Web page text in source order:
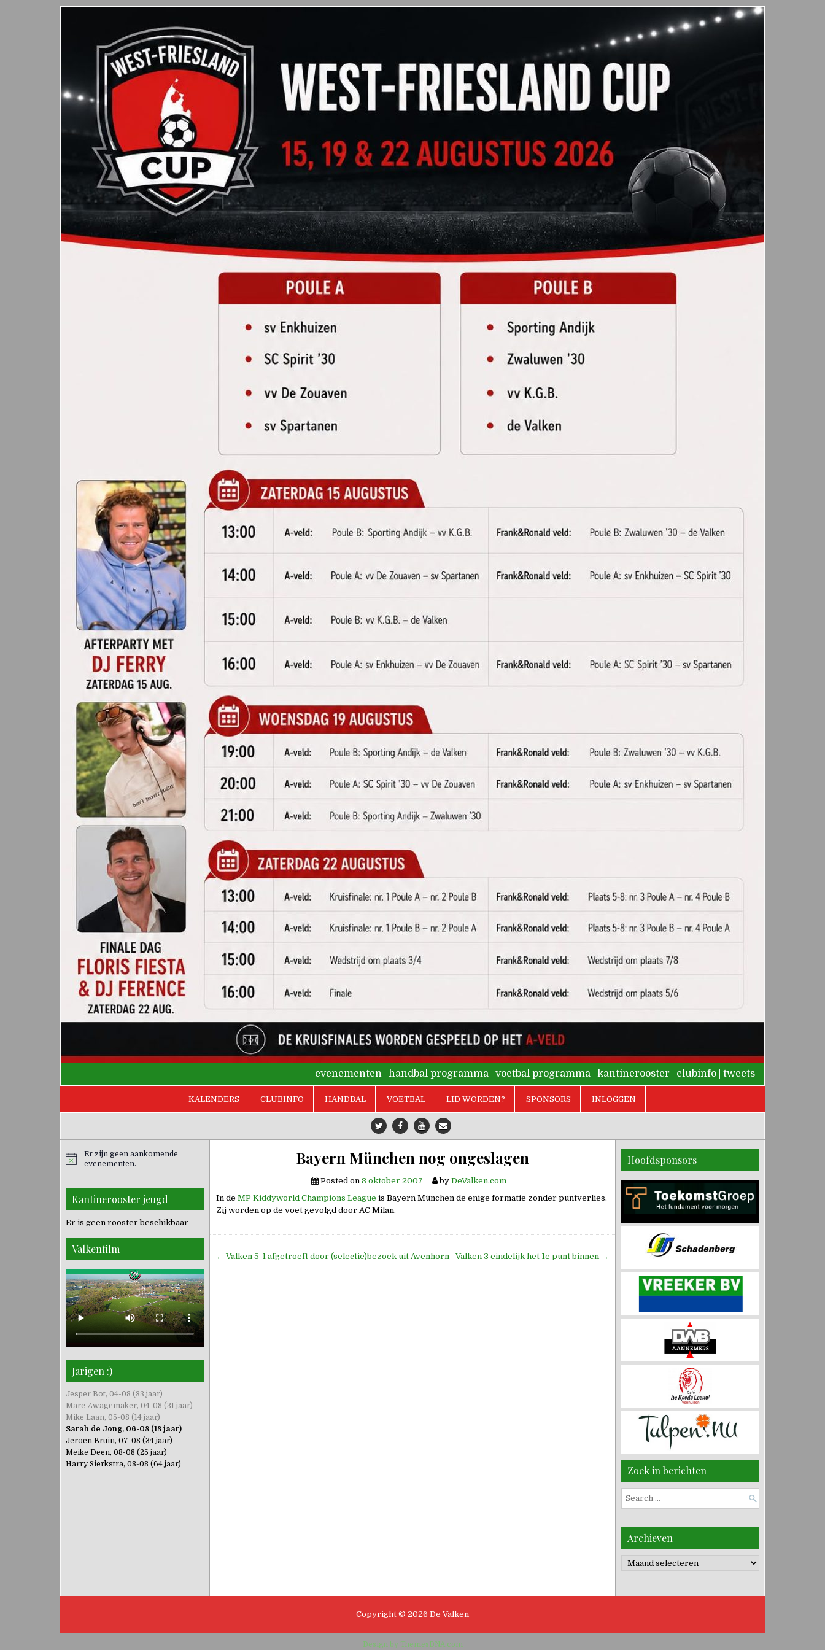
evenementen handbal programma voetbal programma kantinerooster clubinfo tweets
KALENDERS CLUBINFO HANDBAL VOETBAL LID WORDEN? SPONSORS INLOGGEN
Bayern München nog ongeslagen
Posted on 8 oktober 2007 by DeValken.com
In de MP Kiddyworld Champions League is Bayern München de enige formatie zonder puntverlies.
Zij worden op de voet gevolgd door AC Milan.
Bericht
← Valken 5-1 afgetroeft door (selectie)bezoek uit Avenhorn Valken 3 eindelijk het 1e punt binnen →
Er zijn geen aankomende
evenementen.
Kantinerooster jeugd
Er is geen rooster beschikbaar
Valkenfilm
Jarigen :)
Jesper Bot, 04-08 (33 jaar)
Marc Zwagemaker, 04-08 (31 jaar)
Mike Laan, 05-08 (14 jaar)
Sarah de Jong, 06-08 (18 jaar)
Jeroen Bruin, 07-08 (34 jaar)
Meike Deen, 08-08 (25 jaar)
Harry Sierkstra, 08-08 (64 jaar)
Hoofdsponsors
Zoek in berichten
Search
for:
Archieven
Archieven
Copyright © 2026 De Valken
Design by ThemesDNA.com